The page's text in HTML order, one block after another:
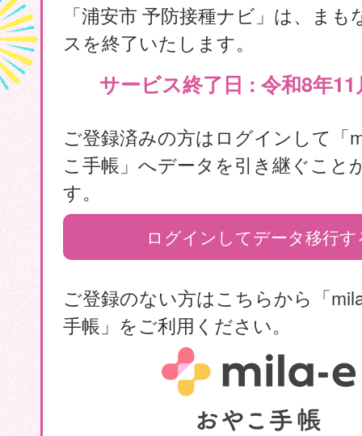
「浦安市 予防接種ナビ」は、まも
スを終了いたします。
サービス終了日 : 令和8年11
ご登録済みの方はログインして「
こ手帳」へデータを引き継ぐこと
す。
ログインしてデータ移行す
ご登録のない方はこちらから「
手帳」をご利用ください。